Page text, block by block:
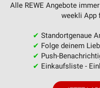
Alle REWE Angebote
weekli App
✔ Standortgenaue
✔ Folge deinem
✔ Push-
✔ Einkaufsliste -